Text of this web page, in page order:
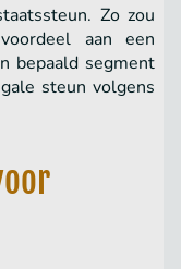
Zo zou
aan een
bepaald segment
steun volgens